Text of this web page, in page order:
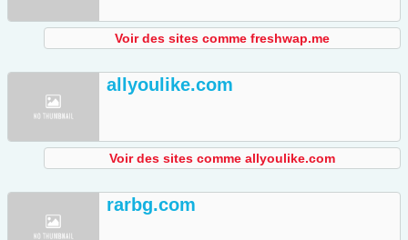
Voir des sites comme freshwap.me
allyoulike.com
Voir des sites comme allyoulike.com
rarbg.com